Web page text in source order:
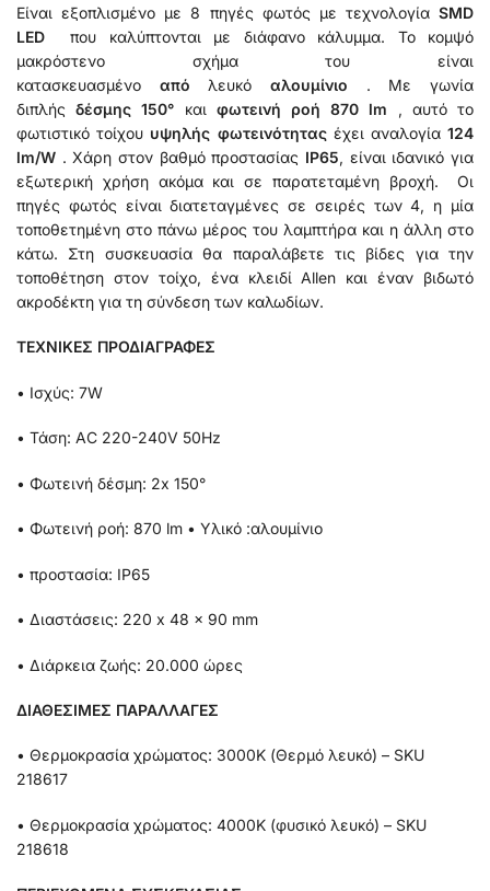
Είναι εξοπλισμένο με 8 πηγές φωτός με τεχνολογία SMD
LED που καλύπτονται με διάφανο κάλυμμα. Το κομψό
μακρόστενο σχήμα του είναι
κατασκευασμένο από λευκόαλουμίνιο . Με γωνία
διπλήςδέσμης 150° και φωτεινή ροή 870 lm , αυτό το
φωτιστικό τοίχου υψηλής φωτεινότηταςέχει αναλογία124
lm/W . Χάρη στον βαθμό προστασίας IP65, είναι ιδανικό για
εξωτερική χρήση ακόμα και σε παρατεταμένη βροχή. Οι
πηγές φωτός είναι διατεταγμένες σε σειρές των 4, η μία
τοποθετημένη στο πάνω μέρος του λαμπτήρα και η άλλη στο
κάτω. Στη συσκευασία θα παραλάβετε τις βίδες για την
τοποθέτηση στον τοίχο, ένα κλειδί Allen και έναν βιδωτό
ακροδέκτη για τη σύνδεση των καλωδίων.
ΤΕΧΝΙΚΕΣ ΠΡΟΔΙΑΓΡΑΦΕΣ
• Ισχύς: 7W
• Τάση: AC 220-240V 50Hz
• Φωτεινή δέσμη: 2x 150°
• Φωτεινή ροή: 870 lm • Υλικό :αλουμίνιο
• προστασία: IP65
• Διαστάσεις: 220 x 48 x 90 mm
• Διάρκεια ζωής: 20.000 ώρες
ΔΙΑΘΕΣΙΜΕΣ ΠΑΡΑΛΛΑΓΕΣ
• Θερμοκρασία χρώματος: 3000K (Θερμό λευκό) – SKU
218617
• Θερμοκρασία χρώματος: 4000K (φυσικό λευκό) – SKU
218618